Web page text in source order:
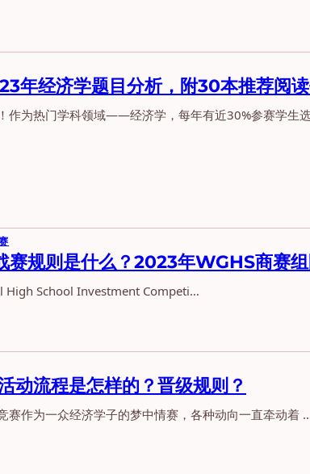
年经济学题目分析，附30本推荐阅
作为热门学科领域——经济学，每年有近30%参赛学生
赛规则是什么？2023年WGHS商赛
High School Investment Competi…
动流程是怎样的？晋级规则？
赛作为一众经济学子的梦中情赛，各种动向一直牵动着